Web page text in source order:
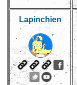
Lapinchien